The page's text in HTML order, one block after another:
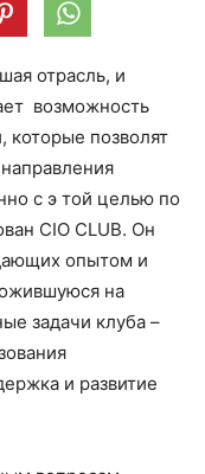
отрасль, и
возможность
которые позволят
с э той целью по
CIO CLUB. Он
опытом и
на
задачи клуба –
и развитие